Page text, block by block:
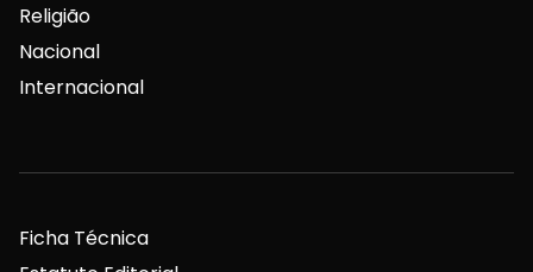
Religião
Nacional
Internacional
Ficha Técnica